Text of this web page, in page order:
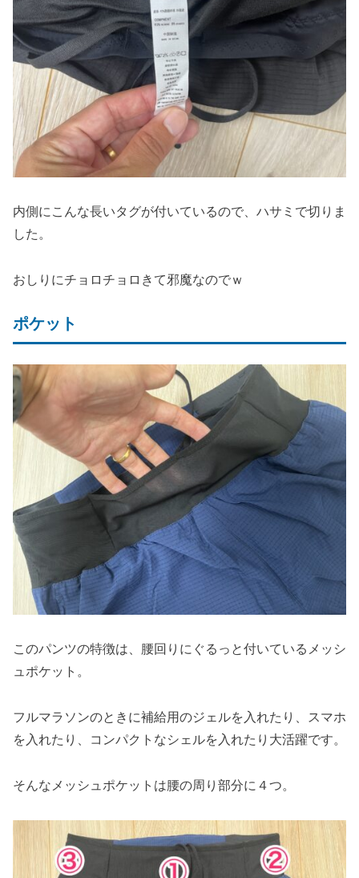
内側にこんな長いタグが付いているので、ハサミで切りま
した。
おしりにチョロチョロきて邪魔なのでｗ
ポケット
このパンツの特徴は、腰回りにぐるっと付いているメッシ
ュポケット。
フルマラソンのときに補給用のジェルを入れたり、スマホ
を入れたり、コンパクトなシェルを入れたり大活躍です。
そんなメッシュポケットは腰の周り部分に４つ。